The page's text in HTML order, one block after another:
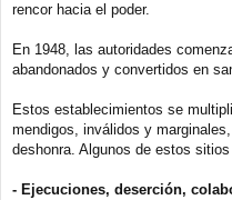
rencor hacia el poder.
En 1948, las autoridades
abandonados y convertidos en
Estos establecimientos se
mendigos, inválidos y
deshonra. Algunos de estos
- Ejecuciones, deserción,